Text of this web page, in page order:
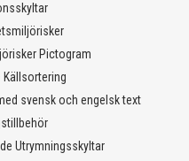
Pictogram
Källsortering
svensk och engelsk text
Utrymningsskyltar